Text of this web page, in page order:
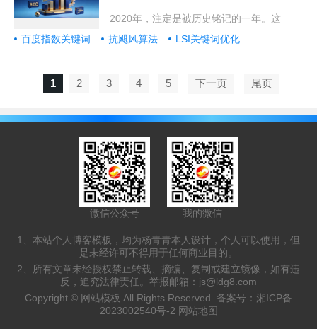
2020年，注定是被历史铭记的一年。这
百度指数关键词
抗飓风算法 LSI关键词优化
1 2 3 4 5 下一页 尾页
微信公众号 我的微信
1、本站个人博客模板，均为杨青青本人设计，个人可以使用，但
是未经许可不得用于任何商业目的。
2、所有文章未经授权禁止转载、摘编、复制或建立镜像，如有违
反，追究法律责任。举报邮箱： js@ldg8.com
Copyright © 网站模板 All Rights Reserved. 备案号： 湘ICP备
2023002540号-2 网站地图